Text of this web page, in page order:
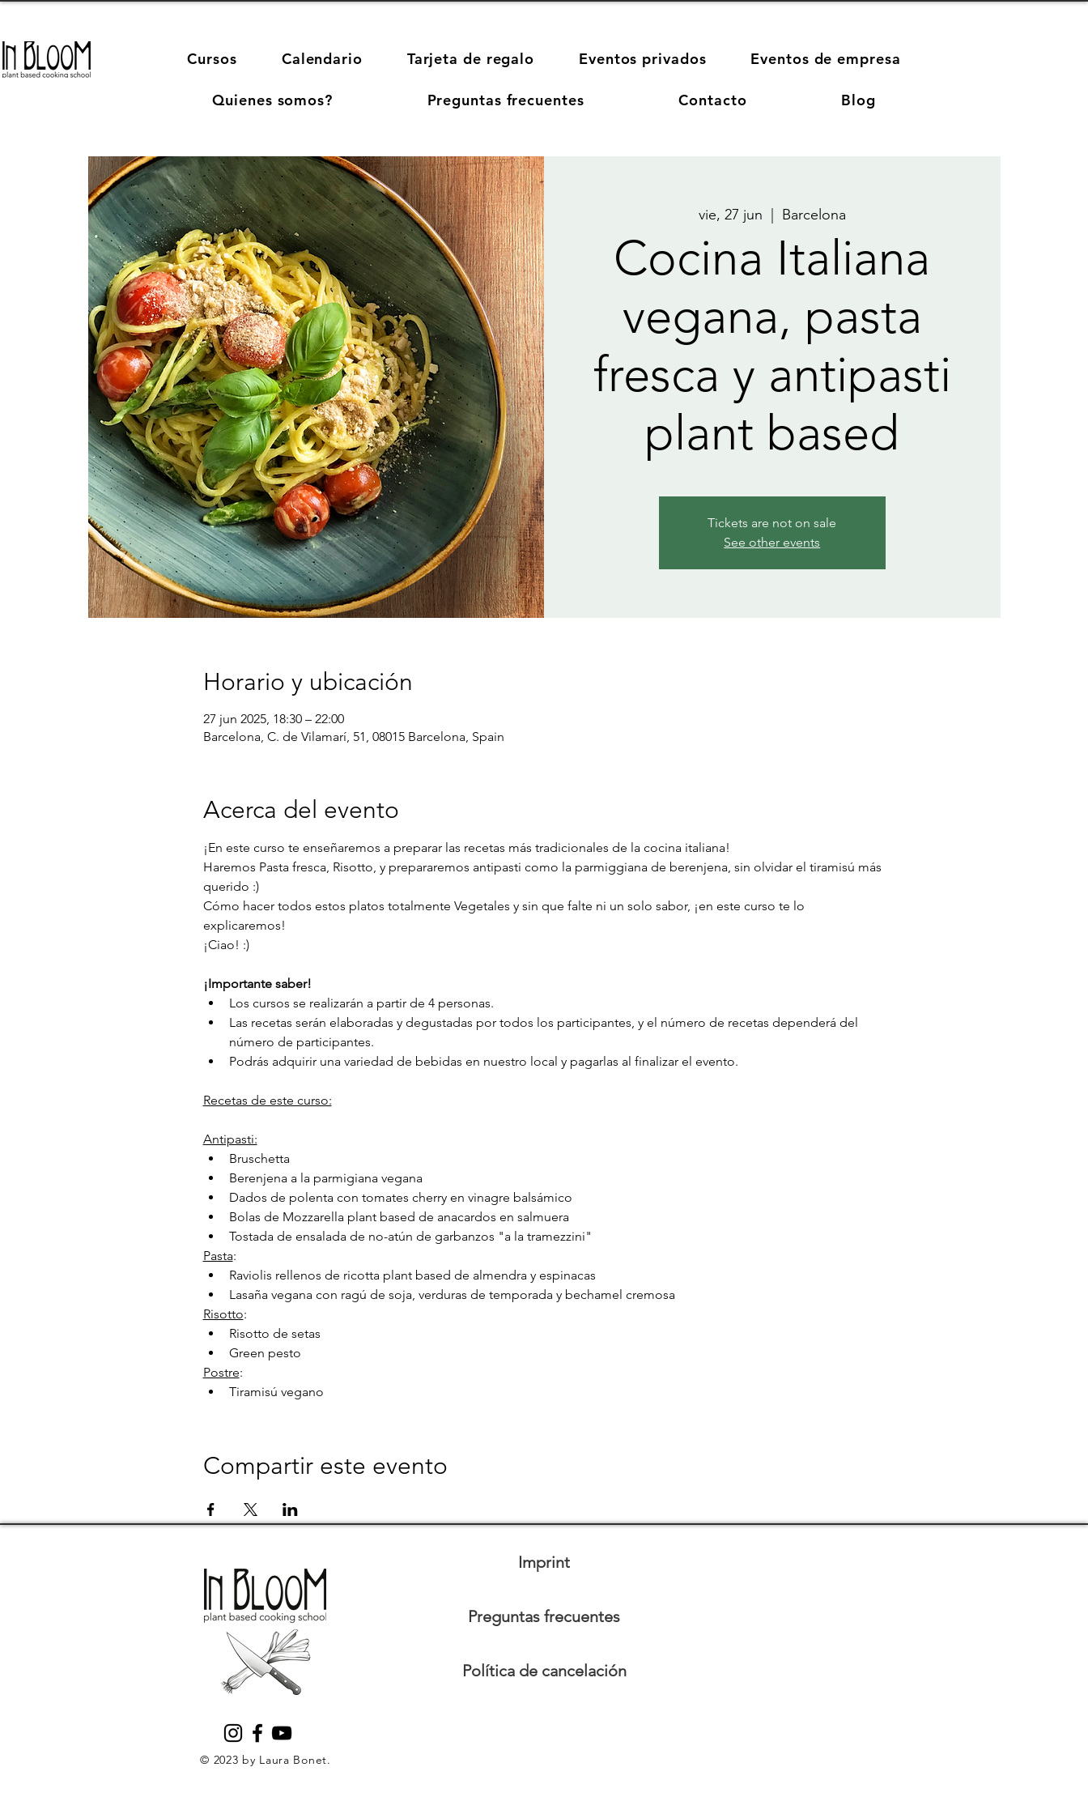
Cursos Calendario Tarjeta de regalo Eventos privados Eventos de empresa
Quienes somos? Preguntas frecuentes Contacto Blog
vie, 27 jun
  |
Barcelona
Cocina Italiana
vegana, pasta
fresca y antipasti
plant based
Tickets are not on sale
See other events
Horario y ubicación
27 jun 2025, 18:30 – 22:00
Barcelona, C. de Vilamarí, 51, 08015 Barcelona, Spain
Acerca del evento
¡En este curso te enseñaremos a preparar las recetas más tradicionales de la cocina italiana!
Haremos Pasta fresca, Risotto, y prepararemos antipasti como la parmiggiana de berenjena, sin olvidar el tiramisú más
querido :)
Cómo hacer todos estos platos totalmente Vegetales y sin que falte ni un solo sabor, ¡en este curso te lo
explicaremos!
¡Ciao! :)
¡Importante saber!
Los cursos se realizarán a partir de 4 personas.
Las recetas serán elaboradas y degustadas por todos los participantes, y el número de recetas dependerá del
número de participantes.
Podrás adquirir una variedad de bebidas en nuestro local y pagarlas al finalizar el evento.
Recetas de este curso:
Antipasti:
Bruschetta
Berenjena a la parmigiana vegana
Dados de polenta con tomates cherry en vinagre balsámico
Bolas de Mozzarella plant based de anacardos en salmuera
Tostada de ensalada de no-atún de garbanzos "a la tramezzini"
Pasta:
Raviolis rellenos de ricotta plant based de almendra y espinacas
Lasaña vegana con ragú de soja, verduras de temporada y bechamel cremosa
Risotto:
Risotto de setas
Green pesto
Postre:
Tiramisú vegano
Compartir este evento
Imprint
Preguntas frecuentes
Política de cancelación
© 2023 by Laura Bonet.